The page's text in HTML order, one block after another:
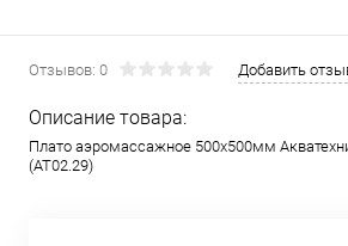
Отзывов: 0 Добавить
Описание товара:
Плато аэромассажное 500х500мм
(AT02.29)